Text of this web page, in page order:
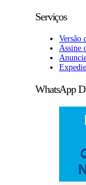
Serviços
Assine
WhatsApp